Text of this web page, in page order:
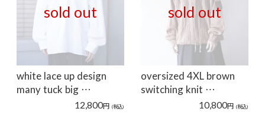
sold out
white lace up design
many tuck big …
12,800円 (税込)
sold out
oversized 4XL brown
switching knit …
10,800円 (税込)